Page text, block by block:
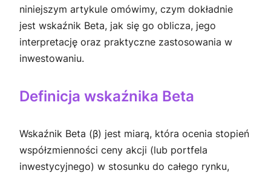
niniejszym artykule omówimy, czym dokładnie
jest wskaźnik Beta, jak się go oblicza, jego
interpretację oraz praktyczne zastosowania w
inwestowaniu.
Definicja wskaźnika Beta
Wskaźnik Beta (β) jest miarą, która ocenia stopień
współzmienności ceny akcji (lub portfela
inwestycyjnego) w stosunku do całego rynku,